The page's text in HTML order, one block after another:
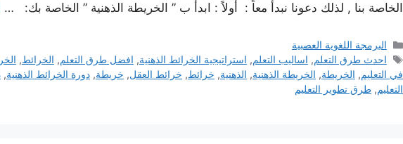
الخاصة بنا , لذلك دعونا نبدأ معاً : أولاً : ابدأ ب ” الخريطة الذهنية ” الخاصة بك: …
التصنيفات
البرمجة اللغوية العصبية
الوسوم
احدث طرق التعلم, اساليب التعلم, استراتيجية الخرائط الذهنية, افضل طرق التعلم, الخرائط,
في التعليم, الخريطة, الخريطة الذهنية, الذهنية, خرائط, خرائط العقل, خريطة, دورة الخرائط الذهنية,
التعليم, طرق تطوير التعليم